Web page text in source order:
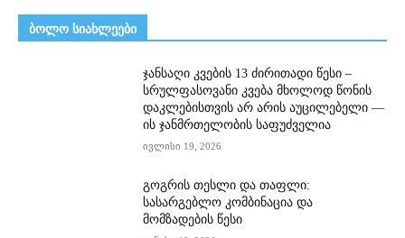
ᲑᲝᲚᲝ ᲡᲘᲐᲮᲚᲔᲔᲑᲘ
ჯანსაღი კვების 13 ძირითადი წესი –
სრულფასოვანი კვება მხოლოდ წონის
დაკლებისთვის არ არის აუცილებელი —
ის ჯანმრთელობის საფუძველია
ივლისი 19, 2026
გოგრის თესლი და თაფლი:
სასარგებლო კომბინაცია და
მომზადების წესი